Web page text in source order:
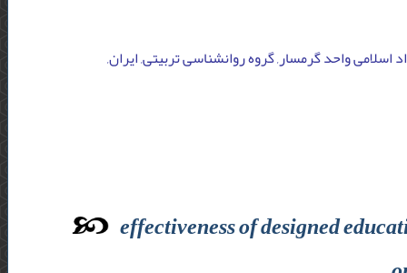
اسلامی واحد گرمسار, گروه روانشناسی تربیتی, ایران,
effectiveness of designed